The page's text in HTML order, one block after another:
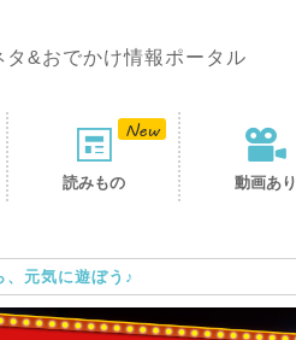
&おでかけ情報ポータル
読みもの 動画あり
、元気に遊ぼう♪